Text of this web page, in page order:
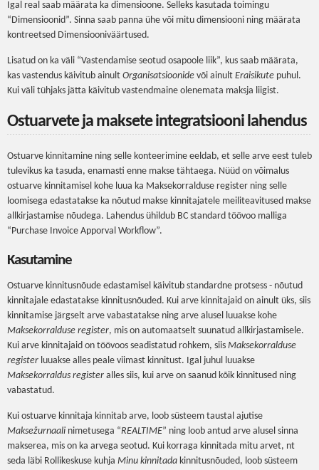
Igal real saab määrata ka dimensioone. Selleks kasutada toimingu
“Dimensioonid”. Sinna saab panna ühe või mitu dimensiooni ning määrata
kontreetsed Dimensiooniväärtused.
Lisatud on ka väli “Vastendamise seotud osapoole liik”, kus saab määrata,
kas vastendus käivitub ainult Organisatsioonide või ainult Eraisikute puhul.
Kui väli tühjaks jätta käivitub vastendmaine olenemata maksja liigist.
Ostuarvete ja maksete integratsiooni lahendus
Ostuarve kinnitamine ning selle konteerimine eeldab, et selle arve eest tuleb
tulevikus ka tasuda, enamasti enne makse tähtaega. Nüüd on võimalus
ostuarve kinnitamisel kohe luua ka Maksekorralduse register ning selle
loomisega edastatakse ka nõutud makse kinnitajatele meiliteavitused makse
allkirjastamise nõudega. Lahendus ühildub BC standard töövoo malliga
“Purchase Invoice Apporval Workflow”.
Kasutamine
Ostuarve kinnitusnõude edastamisel käivitub standardne protsess - nõutud
kinnitajale edastatakse kinnitusnõuded. Kui arve kinnitajaid on ainult üks, siis
kinnitamise järgselt arve vabastatakse ning arve alusel luuakse kohe
Maksekorralduse register, mis on automaatselt suunatud allkirjastamisele.
Kui arve kinnitajaid on töövoos seadistatud rohkem, siis Maksekorralduse
register luuakse alles peale viimast kinnitust. Igal juhul luuakse
Maksekorraldus register alles siis, kui arve on saanud kõik kinnitused ning
vabastatud.
Kui ostuarve kinnitaja kinnitab arve, loob süsteem taustal ajutise
Maksežurnaali nimetusega “REALTIME” ning loob antud arve alusel sinna
makserea, mis on ka arvega seotud. Kui korraga kinnitada mitu arvet, nt
seda läbi Rollikeskuse kuhja Minu kinnitada kinnitusnõuded, loob süsteem